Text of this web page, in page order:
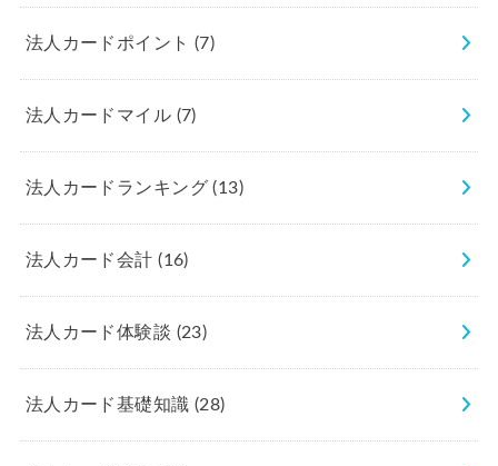
法人カードポイント (7)
法人カードマイル (7)
法人カードランキング(13)
法人カード会計(16)
法人カード体験談 (23)
法人カード基礎知識 (28)